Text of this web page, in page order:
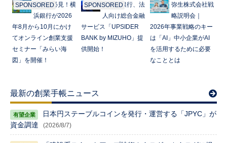
SPONSORED起業家必見！横
浜銀行が2026
年8月から10月にかけ
てオンライン創業支援
セミナー「みらい海
図」を開催！
SPONSOREDみずほ銀行、法
人向け総合金融
サービス「UPSIDER
BANK by MIZUHO」提
供開始！
弥生株式会社戦
略説明会｜
2026年事業戦略のキー
は「AI」中小企業がAI
を活用するために必要
なこととは
最新の創業手帳ニュース
日本円ステーブルコインを発行・運営する「JPYC」が
資金調達
(2026/8/7)